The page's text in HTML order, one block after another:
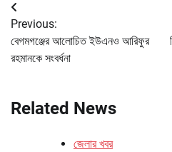
Post
navigation
Previous:
বেগমগঞ্জের আলোচিত ইউএনও আরিফুর
রহমানকে সংবর্ধনা
Related News
জেলার খবর